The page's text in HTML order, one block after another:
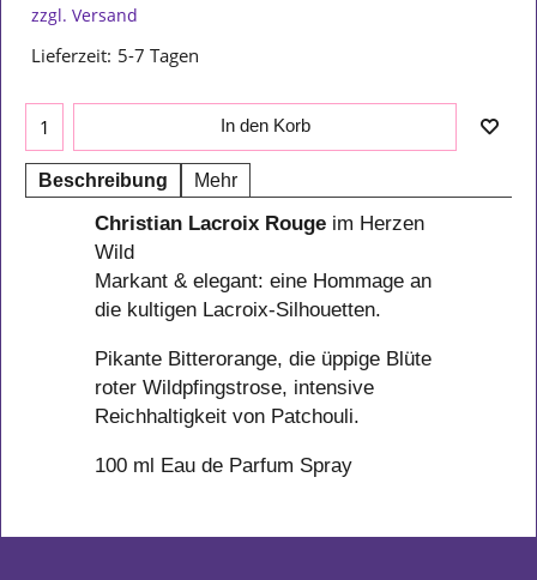
zzgl. Versand
Lieferzeit: 5-7 Tagen
In den Korb
Beschreibung Mehr
Christian Lacroix Rouge im Herzen
Wild
Markant & elegant: eine Hommage an
die kultigen Lacroix-Silhouetten.
Pikante Bitterorange, die üppige Blüte
roter Wildpfingstrose, intensive
Reichhaltigkeit von Patchouli.
100 ml Eau de Parfum Spray